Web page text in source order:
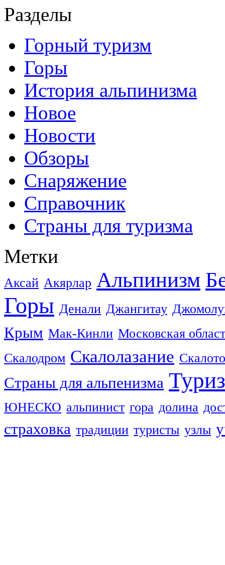
Разделы
Горный туризм
Горы
История альпинизма
Новое
Новости
Обзоры
Снаряжение
Справочник
Страны для туризма
Метки
Аксай Акярлар Альпинизм
Горы Денали Джангитау
Крым Мак-Кинли Московская
Скалодром Скалолазание
Страны для альпенизма
ЮНЕСКО альпинист гора долина
страховка традиции туристы узлы